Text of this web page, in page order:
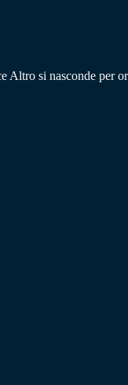
si nasconde per